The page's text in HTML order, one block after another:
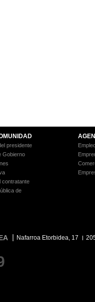
presidente
Gobierno
contratante
de
Nafarroa Etorbidea, 17